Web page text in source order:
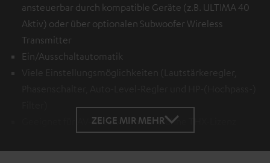
ansteuerbar durch kompatible Geräte (z.B. ULTIMA 40
Aktiv) oder über optionalen Subwoofer Wireless
Transmitter
Ein/Ausschaltautomatik
Viele Einstellungsmöglichkeiten (Lautstärkeregler,
Geeignet für AV-Receiver mit und ohne THX-Lizenz
ZEIGE MIR MEHR